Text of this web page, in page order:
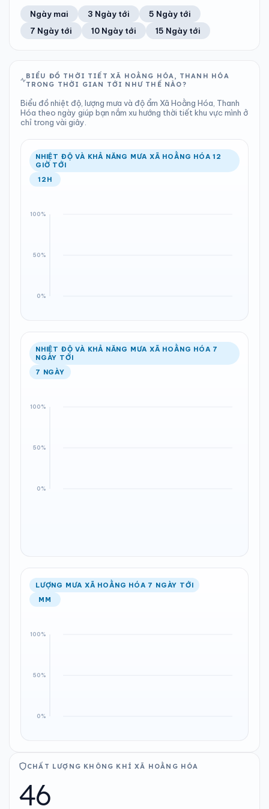
25°C 20%
Khả năng mưa
1.41 mm
Tổng cả ngày
997 hPa
Bình thường
13
Chỉ số UV
Tốt
Ước lượng
25°C
Ổn định
100%
Khả năng mưa
Trung bình ngày Tốc độ gió
TIA UV TẦM NHÌN
LƯỢNG MƯA
5.28 mm
Tổng cả ngày
ÁP SUẤT
1000 hPa
Bình thường
Ổn định Khả năng mưa
Ngày mai 3 Ngày tới
5 Ngày tới
7 Ngày tới
10 Ngày tới 15 Ngày tới
BIỂU ĐỒ THỜI TIẾT XÃ HOẰNG HÓA, THANH HÓA
TRONG THỜI GIAN TỚI NHƯ THẾ NÀO?
Biểu đồ nhiệt độ, lượng mưa và độ ẩm Xã Hoằng Hóa, Thanh
Hóa theo ngày giúp bạn nắm xu hướng thời tiết khu vực mình ở
chỉ trong vài giây.
NHIỆT ĐỘ VÀ KHẢ NĂNG MƯA XÃ HOẰNG HÓA 12
GIỜ TỚI
12H
NHIỆT ĐỘ VÀ KHẢ NĂNG MƯA XÃ HOẰNG HÓA 7
NGÀY TỚI
7 NGÀY
LƯỢNG MƯA XÃ HOẰNG HÓA 7 NGÀY TỚI
MM
CHẤT LƯỢNG KHÔNG KHÍ XÃ HOẰNG HÓA
46